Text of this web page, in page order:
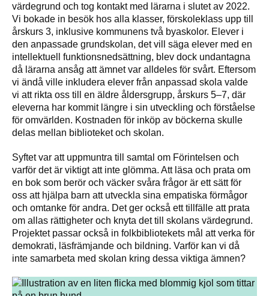
värdegrund och tog kontakt med lärarna i slutet av 2022.
Vi bokade in besök hos alla klasser, förskoleklass upp till
årskurs 3, inklusive kommunens två byaskolor. Elever i
den anpassade grundskolan, det vill säga elever med en
intellektuell funktionsnedsättning, blev dock undantagna
då lärarna ansåg att ämnet var alldeles för svårt. Eftersom
vi ändå ville inkludera elever från anpassad skola valde
vi att rikta oss till en äldre åldersgrupp, årskurs 5–7, där
eleverna har kommit längre i sin utveckling och förståelse
för omvärlden. Kostnaden för inköp av böckerna skulle
delas mellan biblioteket och skolan.
Syftet var att uppmuntra till samtal om Förintelsen och
varför det är viktigt att inte glömma. Att läsa och prata om
en bok som berör och väcker svåra frågor är ett sätt för
oss att hjälpa barn att utveckla sina empatiska förmågor
och omtanke för andra. Det ger också ett tillfälle att prata
om allas rättigheter och knyta det till skolans värdegrund.
Projektet passar också in folkbibliotekets mål att verka för
demokrati, läsfrämjande och bildning. Varför kan vi då
inte samarbeta med skolan kring dessa viktiga ämnen?